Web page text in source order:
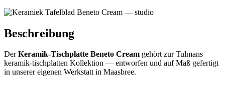
Beschreibung
DerKeramik-Tischplatte Beneto Cream gehört zur Tulmans
keramik-tischplatten Kollektion — entworfen und auf Maß gefertigt
in unserer eigenen Werkstatt in Maasbree.